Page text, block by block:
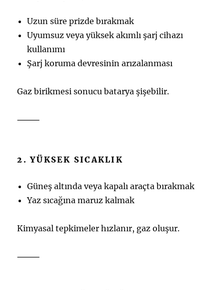
Uzun süre prizde bırakmak
Uyumsuz veya yüksek akımlı şarj cihazı
kullanımı
Şarj koruma devresinin arızalanması
Gaz birikmesi sonucu batarya şişebilir.
⸻
2. YÜKSEK SICAKLIK
Güneş altında veya kapalı araçta bırakmak
Yaz sıcağına maruz kalmak
Kimyasal tepkimeler hızlanır, gaz oluşur.
⸻